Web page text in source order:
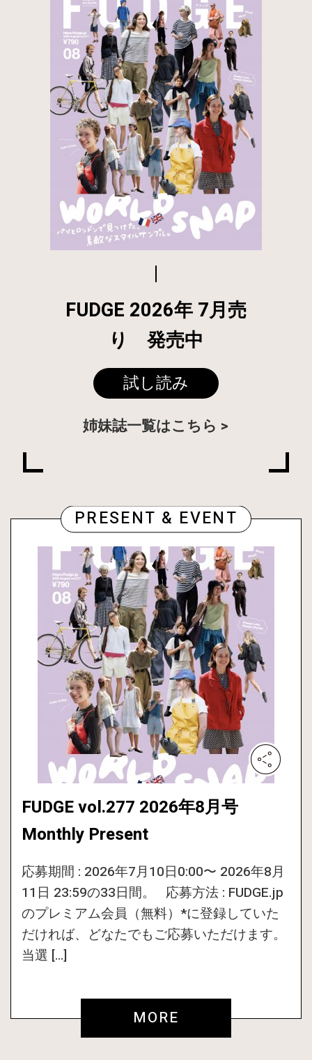
FUDGE 2026年 7月売
り 発売中
試し読み
姉妹誌一覧はこちら
PRESENT & EVENT
FUDGE vol.277 2026年8月号
Monthly Present
応募期間 : 2026年7月10日0:00〜 2026年8月
11日 23:59の33日間。 応募方法 : FUDGE.jp
のプレミアム会員（無料）*に登録していた
だければ、どなたでもご応募いただけます。
当選 […]
MORE